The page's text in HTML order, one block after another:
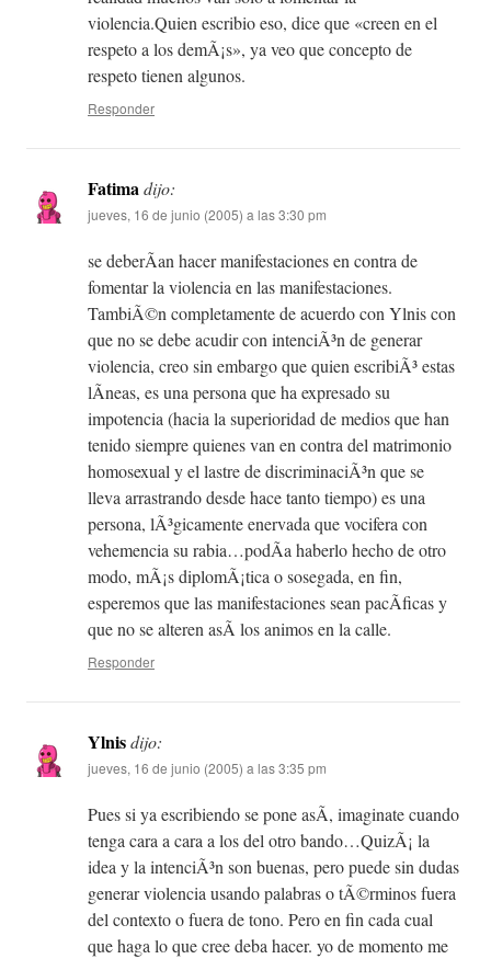
violencia.Quien escribio eso, dice que «creen en el
respeto a los demÃ¡s», ya veo que concepto de
respeto tienen algunos.
Responder
Fatimadijo:
jueves, 16 de junio (2005) a las 3:30 pm
se deberÃ­an hacer manifestaciones en contra de
fomentar la violencia en las manifestaciones.
TambiÃ©n completamente de acuerdo con Ylnis con
que no se debe acudir con intenciÃ³n de generar
violencia, creo sin embargo que quien escribiÃ³ estas
lÃ­neas, es una persona que ha expresado su
impotencia (hacia la superioridad de medios que han
tenido siempre quienes van en contra del matrimonio
homosexual y el lastre de discriminaciÃ³n que se
lleva arrastrando desde hace tanto tiempo) es una
persona, lÃ³gicamente enervada que vocifera con
vehemencia su rabia…podÃ­a haberlo hecho de otro
modo, mÃ¡s diplomÃ¡tica o sosegada, en fin,
esperemos que las manifestaciones sean pacÃ­ficas y
que no se alteren asÃ­ los animos en la calle.
Responder
Ylnisdijo:
jueves, 16 de junio (2005) a las 3:35 pm
Pues si ya escribiendo se pone asÃ­, imaginate cuando
tenga cara a cara a los del otro bando…QuizÃ¡ la
idea y la intenciÃ³n son buenas, pero puede sin dudas
generar violencia usando palabras o tÃ©rminos fuera
del contexto o fuera de tono. Pero en fin cada cual
que haga lo que cree deba hacer. yo de momento me